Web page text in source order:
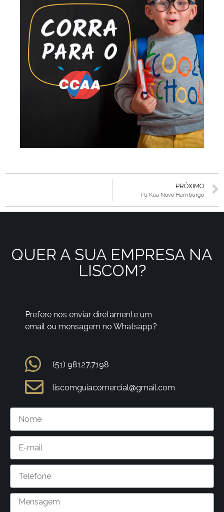
PRÓXIMO
Pa Kua Novo Hamburgo
QUER A SUA EMPRESA NA
LISCOM?
Prefere nos enviar diretamente um
email ou mensagem no Whatsapp?
(51) 98127.7198
liscomguiacomercial@gmail.com